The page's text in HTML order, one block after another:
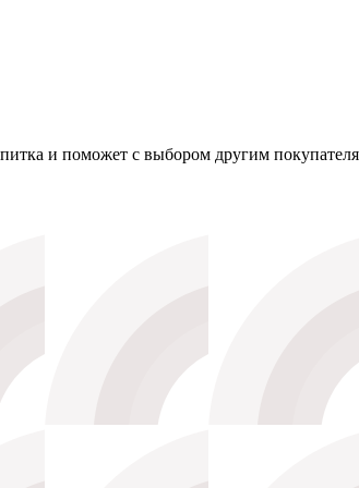
и поможет с выбором другим